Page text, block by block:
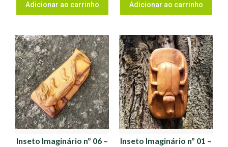
Adicionar ao carrinho Adicionar ao carrinho
Inseto Imaginário nº 06 –
Inseto Imaginário nº 01 –